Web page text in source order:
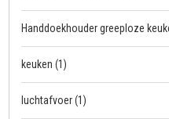
Handdoekhouder greeploze
keuken(1)
luchtafvoer(1)